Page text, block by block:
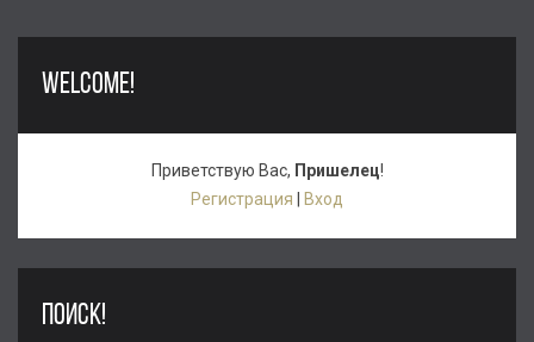
WELCOME!
Приветствую Вас, Пришелец!
Регистрация
Вход
ПОИСК!